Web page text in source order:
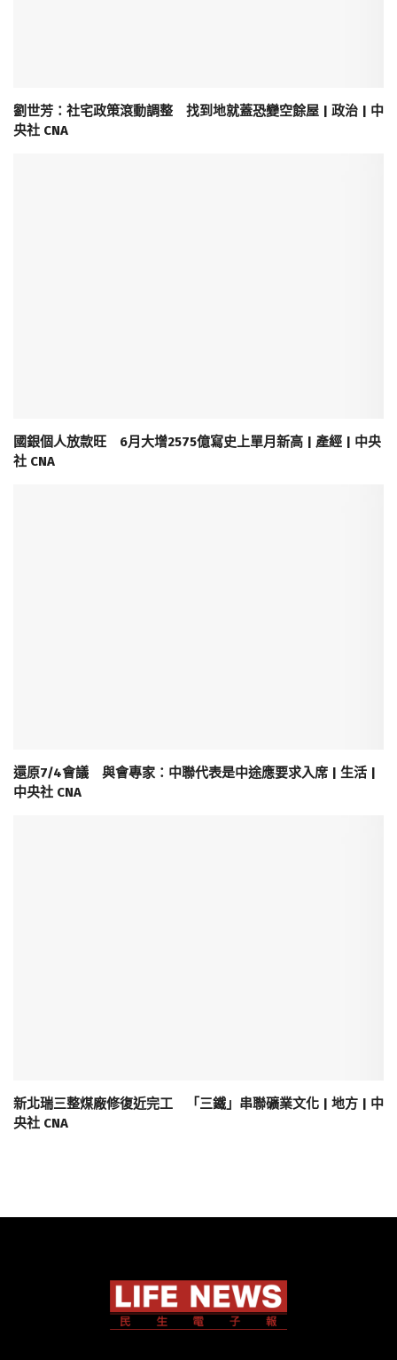
劉世芳：社宅政策滾動調整 找到地就蓋恐變空餘屋 | 政治 | 中
央社 CNA
國銀個人放款旺 6月大增2575億寫史上單月新高 | 產經 | 中央
社 CNA
還原7/4會議 與會專家：中聯代表是中途應要求入席 | 生活 |
中央社 CNA
新北瑞三整煤廠修復近完工 「三鐵」串聯礦業文化 | 地方 | 中
央社 CNA